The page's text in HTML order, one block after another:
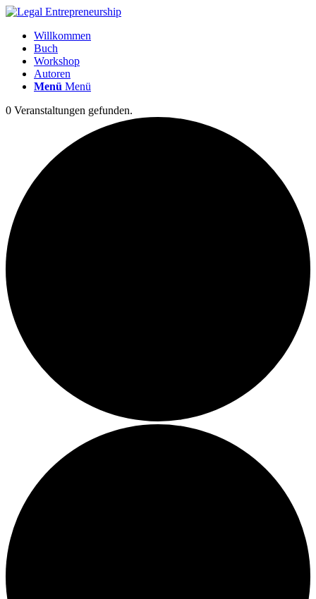
Willkommen
Buch
Workshop
Autoren
Menü Menü
0 Veranstaltungen gefunden.